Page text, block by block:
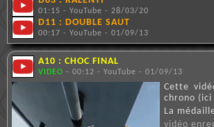
01:15 - YouTube - 28/03/20
D11 : DOUBLE SAUT
00:17 - YouTube - 01/09/13
A10 : CHOC FINAL
VIDEO - 00:12 - YouTube - 01/09/13
Cette
chrono
La
vidéo